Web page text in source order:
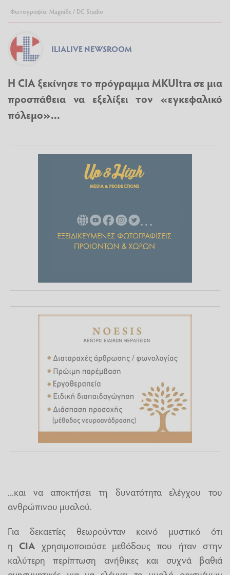
Φωτογραφία: Magnific / DC Studio
ILIALIVE NEWSROOM
Η CIA ξεκίνησε το πρόγραμμα MKUltra σε μια
προσπάθεια να εξελίξει τον «εγκεφαλικό
πόλεμο»...
...και να αποκτήσει τη δυνατότητα ελέγχου του
ανθρώπινου μυαλού.
Για δεκαετίες θεωρούνταν κοινό μυστικό ότι
η CIA χρησιμοποιούσε μεθόδους που ήταν στην
καλύτερη περίπτωση ανήθικες και συχνά βαθιά